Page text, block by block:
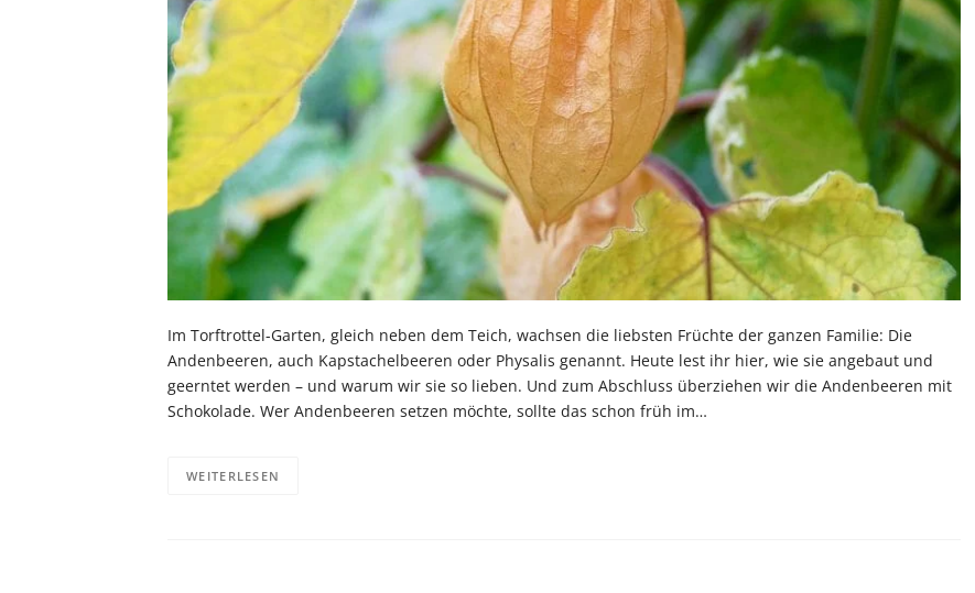
Im Torftrottel-Garten, gleich neben dem Teich, wachsen die liebsten Früchte der ganzen Familie: Die
Andenbeeren, auch Kapstachelbeeren oder Physalis genannt. Heute lest ihr hier, wie sie angebaut und
geerntet werden – und warum wir sie so lieben. Und zum Abschluss überziehen wir die Andenbeeren mit
Schokolade. Wer Andenbeeren setzen möchte, sollte das schon früh im…
WEITERLESEN